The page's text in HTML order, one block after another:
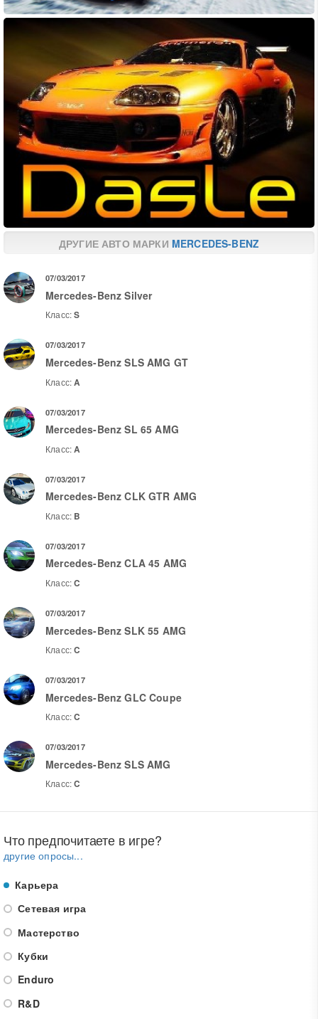
ДРУГИЕ АВТО МАРКИ MERCEDES-BENZ
07/03/2017
Mercedes-Benz Silver
Класс:S
07/03/2017
Mercedes-Benz SLS AMG GT
Класс:A
07/03/2017
Mercedes-Benz SL 65 AMG
Класс:A
07/03/2017
Mercedes-Benz CLK GTR AMG
Класс: B
07/03/2017
Mercedes-Benz CLA 45 AMG
Класс:C
07/03/2017
Mercedes-Benz SLK 55 AMG
Класс:C
07/03/2017
Mercedes-Benz GLC Coupe
Класс:C
07/03/2017
Mercedes-Benz SLS AMG
Класс:C
Что предпочитаете в игре?
другие опросы...
Карьера
Сетевая игра
Мастерство
Кубки
Enduro
R&D